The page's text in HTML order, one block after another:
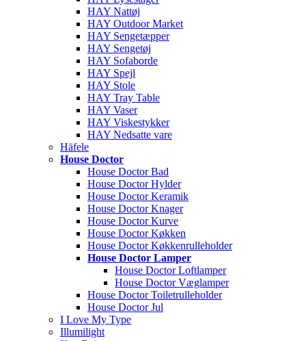
HAY Nattøj
HAY Outdoor Market
HAY Sengetæpper
HAY Sengetøj
HAY Sofaborde
HAY Spejl
HAY Stole
HAY Tray Table
HAY Vaser
HAY Viskestykker
HAY Nedsatte vare
Häfele
House Doctor
House Doctor Bad
House Doctor Hylder
House Doctor Keramik
House Doctor Knager
House Doctor Kurve
House Doctor Køkken
House Doctor Køkkenrulleholder
House Doctor Lamper
House Doctor Loftlamper
House Doctor Væglamper
House Doctor Toiletrulleholder
House Doctor Jul
I Love My Type
Illumilight